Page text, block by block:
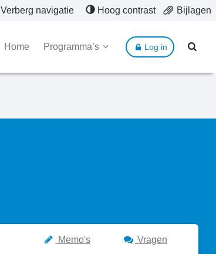
Verberg navigatie Hoog contrast Bijlagen
Home Programma’s Log in
Memo's Vragen